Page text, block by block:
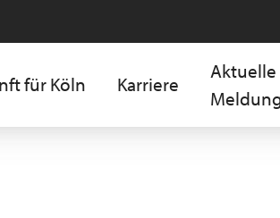
für Köln Karriere
Aktuelle